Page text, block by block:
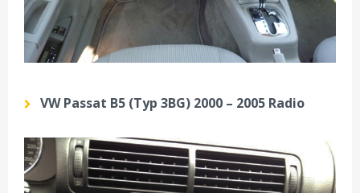
VW Passat B5 (Typ 3BG) 2000 – 2005 Radio